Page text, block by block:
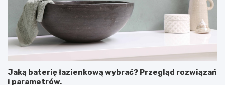
Jaką baterię łazienkową wybrać? Przegląd rozwiązań
i parametrów.